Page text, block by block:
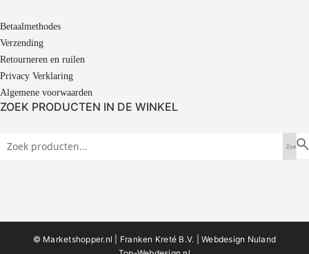
Betaalmethodes
Verzending
Retourneren en ruilen
Privacy Verklaring
Algemene voorwaarden
ZOEK PRODUCTEN IN DE WINKEL
© Marketshopper.nl | Franken Kreté B.V. |Webdesign Nuland